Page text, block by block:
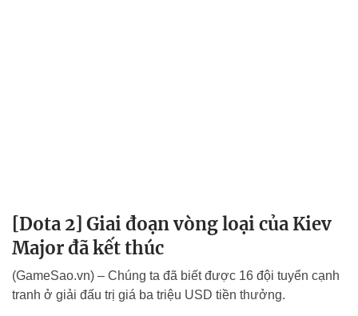
[Dota 2] Giai đoạn vòng loại của Kiev
Major đã kết thúc
(GameSao.vn) – Chúng ta đã biết được 16 đội tuyển cạnh
tranh ở giải đấu trị giá ba triệu USD tiền thưởng.